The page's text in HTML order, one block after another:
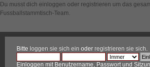
Du musst dich einloggen oder registrieren um das
Fussballstammtisch-Team.
Bitte loggen sie sich ein oder registrieren sie sich
Einloggen mit Benutzername, Passwort und